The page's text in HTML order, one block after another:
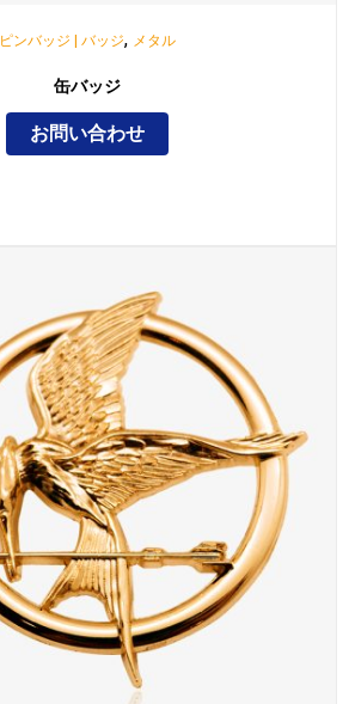
ピンバッジ | バッジ, メタル
缶バッジ
お問い合わせ